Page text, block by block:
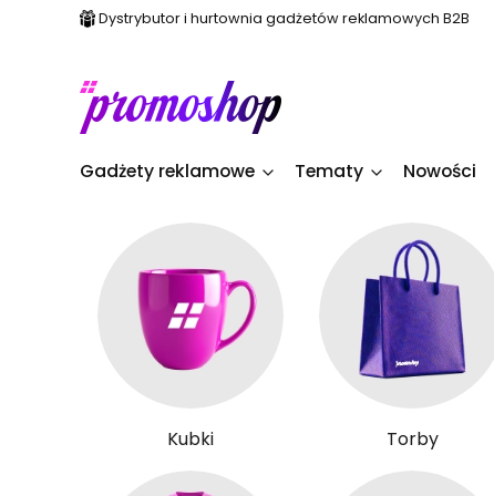
Dystrybutor i hurtownia gadżetów reklamowych B2B
Gadżety reklamowe Tematy Nowości
Kubki Torby